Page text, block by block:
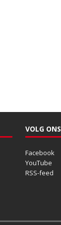
VOLG ONS
Facebook
YouTube
RSS-feed